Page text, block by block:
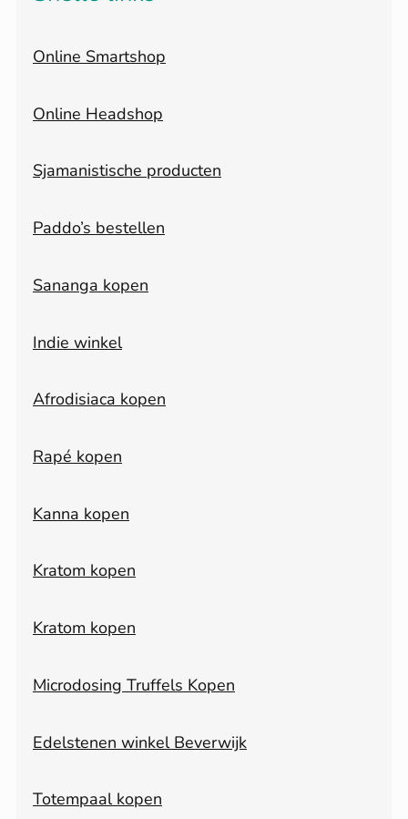
Online Smartshop
Online Headshop
Sjamanistische producten
Paddo’s bestellen
Sananga kopen
Indie winkel
Afrodisiaca kopen
Rapé kopen
Kanna kopen
Kratom kopen
Kratom kopen
Microdosing Truffels Kopen
Edelstenen winkel Beverwijk
Totempaal kopen